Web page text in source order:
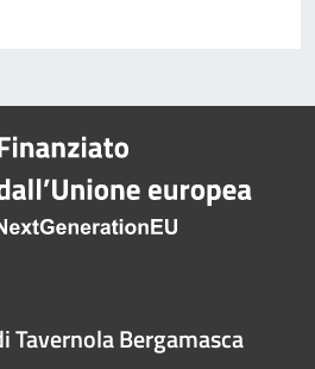
Tavernola Bergamasca